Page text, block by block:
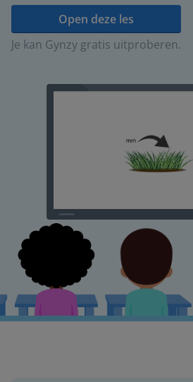
Open deze les
Je kan Gynzy gratis uitproberen.